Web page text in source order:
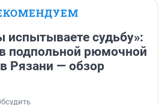
испытываете судьбу»:
подпольной рюмочной
Рязани — обзор